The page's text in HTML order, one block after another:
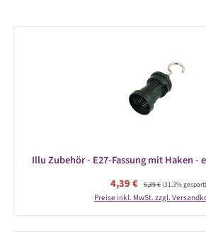
Illu Zubehör - E27-Fassung mit Haken -
Verkaufspreis:
4,39 € Regulärer Preis:
6,39 €(31.3% gespart)
Preise inkl. MwSt. zzgl.